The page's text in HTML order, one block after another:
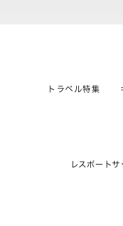
トラベル特集
レスポート